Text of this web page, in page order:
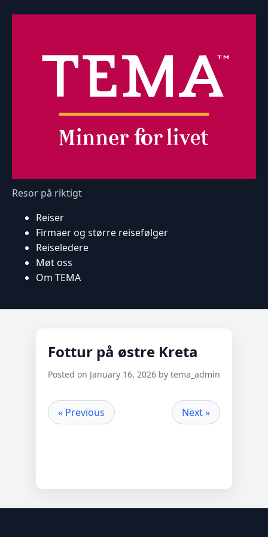
Resor på riktigt
Reiser
Firmaer og større reisefølger
Reiseledere
Møt oss
Om TEMA
Fottur på østre Kreta
Posted on January 16, 2026 by tema_admin
« Previous Next »